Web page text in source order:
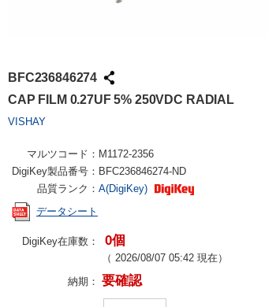
BFC236846274
CAP FILM 0.27UF 5% 250VDC RADIAL
VISHAY
マルツコード： M1172-2356
DigiKey製品番号： BFC236846274-ND
品質ランク： A(DigiKey)
データシート
DigiKey在庫数： 0個
（ 2026/08/07 05:42 現在）
納期： 要確認